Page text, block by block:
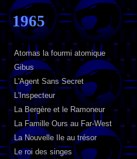
1965
Atomas la fourmi atomique
Gibus
L'Agent Sans Secret
L'Inspecteur
La Bergère et le Ramoneur
La Famille Ours au Far-West
La Nouvelle Ile au trésor
Le roi des singes